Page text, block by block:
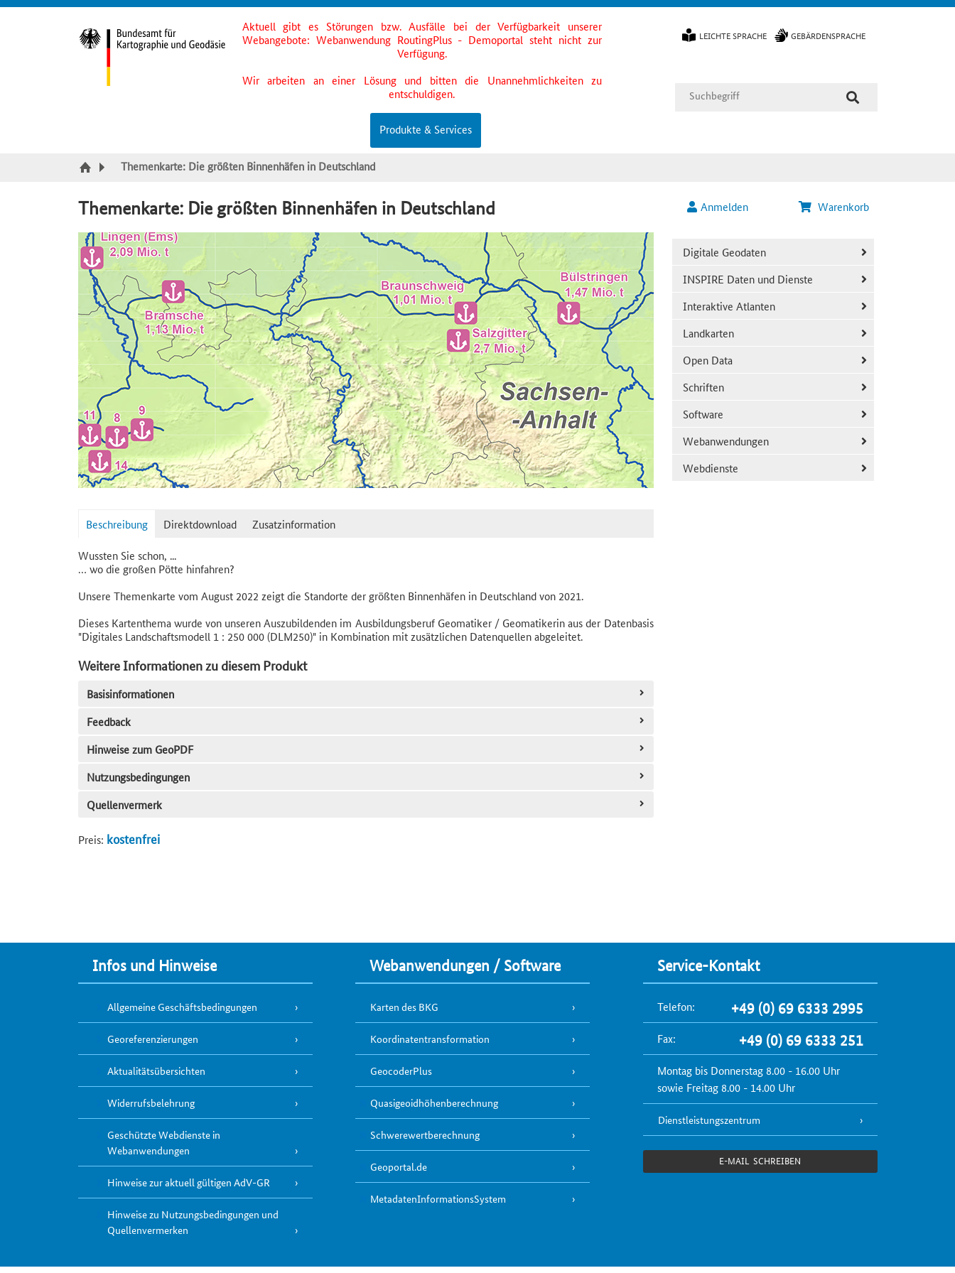
Kategorie Navigation
LEICHTE SPRACHE GEBÄRDENSPRACHE
Aktuell gibt es Störungen bzw. Ausfälle bei der Verfügbarkeit unserer
Webangebote: Webanwendung RoutingPlus - Demoportal steht nicht zur
Verfügung.
Wir arbeiten an einer Lösung und bitten die Unannehmlichkeiten zu
entschuldigen.
Produkte & Services
Themenkarte: Die größten Binnenhäfen in Deutschland
Anmelden Warenkorb
Themenkarte: Die größten Binnenhäfen in Deutschland
Beschreibung Direktdownload Zusatzinformation
Wussten Sie schon, ...
… wo die großen Pötte hinfahren?
Unsere Themenkarte vom August 2022 zeigt die Standorte der größten Binnenhäfen in Deutschland von 2021.
Dieses Kartenthema wurde von unseren Auszubildenden im Ausbildungsberuf Geomatiker / Geomatikerin aus der Datenbasis
"Digitales Landschaftsmodell 1 : 250 000 (DLM250)" in Kombination mit zusätzlichen Datenquellen abgeleitet.
Weitere Informationen zu diesem Produkt
Basisinformationen
Feedback
Hinweise zum GeoPDF
Nutzungsbedingungen
Quellenvermerk
Preis: kostenfrei
Digitale Geodaten
INSPIRE Daten und Dienste
Interaktive Atlanten
Landkarten
Open Data
Schriften
Software
Webanwendungen
Webdienste
Infos und Hinweise
Allgemeine Geschäftsbedingungen
Georeferenzierungen
Aktualitätsübersichten
Widerrufsbelehrung
Geschützte Webdienste in
Webanwendungen
Hinweise zur aktuell gültigen AdV-GR
Hinweise zu Nutzungsbedingungen und
Quellenvermerken
Webanwendungen / Software
Karten des BKG
Koordinatentransformation
GeocoderPlus
Quasigeoidhöhenberechnung
Schwerewertberechnung
Geoportal.de
MetadatenInformationsSystem
Service-Kontakt
Telefon: +49 (0) 69 6333 2995
Fax: +49 (0) 69 6333 251
Montag bis Donnerstag 8.00 - 16.00 Uhr
sowie Freitag 8.00 - 14.00 Uhr
Dienstleistungszentrum
E-MAIL SCHREIBEN